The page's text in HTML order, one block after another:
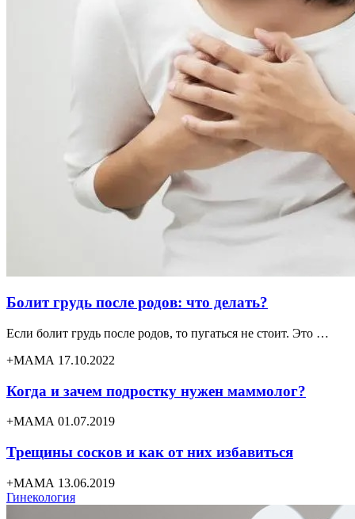
Болит грудь после родов: что делать?
Если болит грудь после родов, то пугаться не стоит. Это …
+МАМА 17.10.2022
Когда и зачем подростку нужен маммолог?
+МАМА 01.07.2019
Трещины сосков и как от них избавиться
+МАМА 13.06.2019
Гинекология